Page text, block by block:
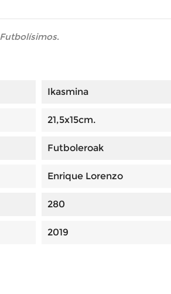
Futbolísimos.
Ikasmina
21,5x15cm.
Futboleroak
Enrique Lorenzo
280
2019